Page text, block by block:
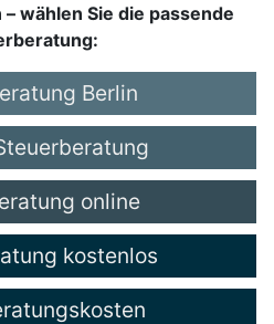
wählen Sie die passende
Berlin
online
kostenlos